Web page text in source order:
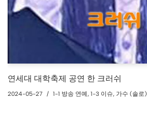
연세대 대학축제 공연 한 크러쉬
2024-05-27 1-1 방송 연예, 1-3 이슈, 가수 (솔로)